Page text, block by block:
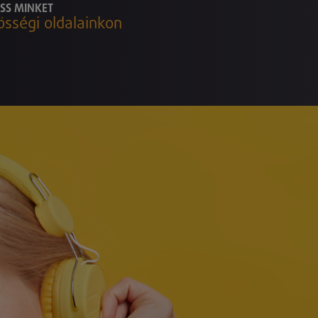
MINKET
oldalainkon